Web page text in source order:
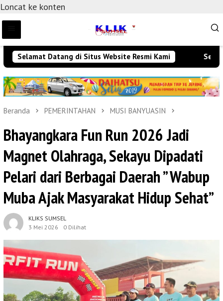
Loncat ke konten
Selamat Datang di Situs Website Resmi Kami
Beranda PEMERINTAHAN MUSI BANYUASIN
Bhayangkara Fun Run 2026 Jadi
Magnet Olahraga, Sekayu Dipadati
Pelari dari Berbagai Daerah ” Wabup
Muba Ajak Masyarakat Hidup Sehat”
KLIKS SUMSEL
3 Mei 2026
0 Dilihat